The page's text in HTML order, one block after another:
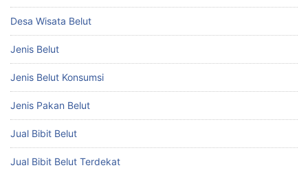
Desa Wisata Belut
Jenis Belut
Jenis Belut Konsumsi
Jenis Pakan Belut
Jual Bibit Belut
Jual Bibit Belut Terdekat